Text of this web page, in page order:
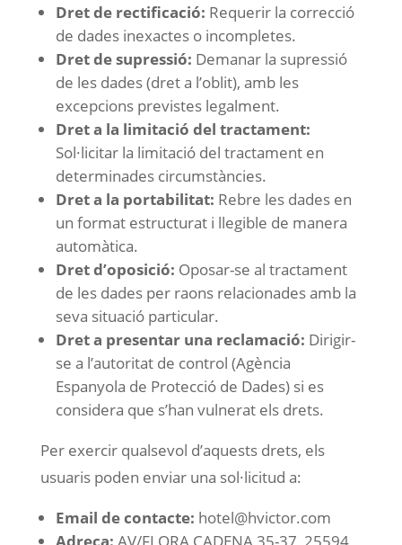
Dret de rectificació: Requerir la correcció
de dades inexactes o incompletes.
Dret de supressió: Demanar la supressió
de les dades (dret a l’oblit), amb les
excepcions previstes legalment.
Dret a la limitació del tractament:
Sol·licitar la limitació del tractament en
determinades circumstàncies.
Dret a la portabilitat: Rebre les dades en
un format estructurat i llegible de manera
automàtica.
Dret d’oposició: Oposar-se al tractament
de les dades per raons relacionades amb la
seva situació particular.
Dret a presentar una reclamació: Dirigir-
se a l’autoritat de control (Agència
Espanyola de Protecció de Dades) si es
considera que s’han vulnerat els drets.
Per exercir qualsevol d’aquests drets, els
usuaris poden enviar una sol·licitud a:
Email de contacte: hotel@hvictor.com